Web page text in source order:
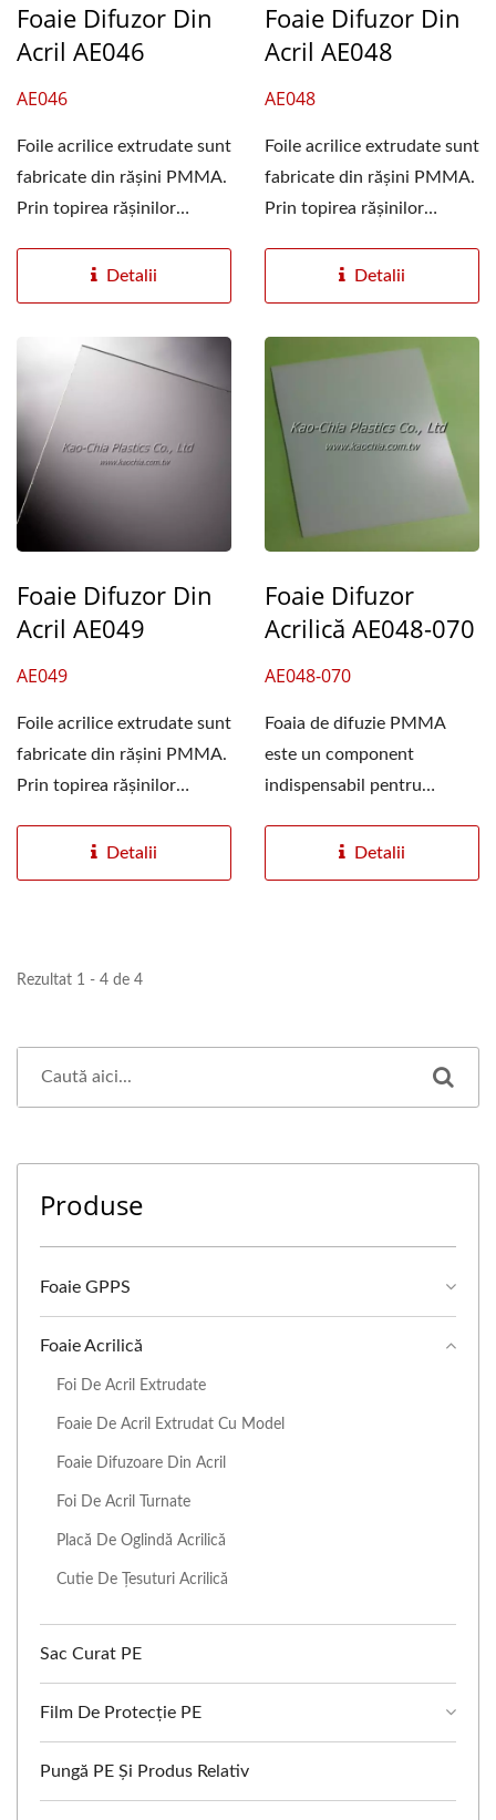
Foaie Difuzor Din
Acril AE046
AE046
Foile acrilice extrudate sunt
fabricate din rășini PMMA.
Prin topirea rășinilor
Detalii
Foaie Difuzor Din
Acril AE048
AE048
Foile acrilice extrudate sunt
fabricate din rășini PMMA.
Prin topirea rășinilor
Detalii
Foaie Difuzor Din
Acril AE049
AE049
Foile acrilice extrudate sunt
fabricate din rășini PMMA.
Prin topirea rășinilor
Detalii
Foaie Difuzor
Acrilică AE048-070
AE048-070
Foaia de difuzie PMMA
este un component
indispensabil pentru
Detalii
Rezultat 1 - 4 de 4
Produse
Foaie GPPS
Foaie Acrilică
Foi De Acril Extrudate
Foaie De Acril Extrudat Cu Model
Foaie Difuzoare Din Acril
Foi De Acril Turnate
Placă De Oglindă Acrilică
Cutie De Țesuturi Acrilică
Sac Curat PE
Film De Protecție PE
Pungă PE Și Produs Relativ